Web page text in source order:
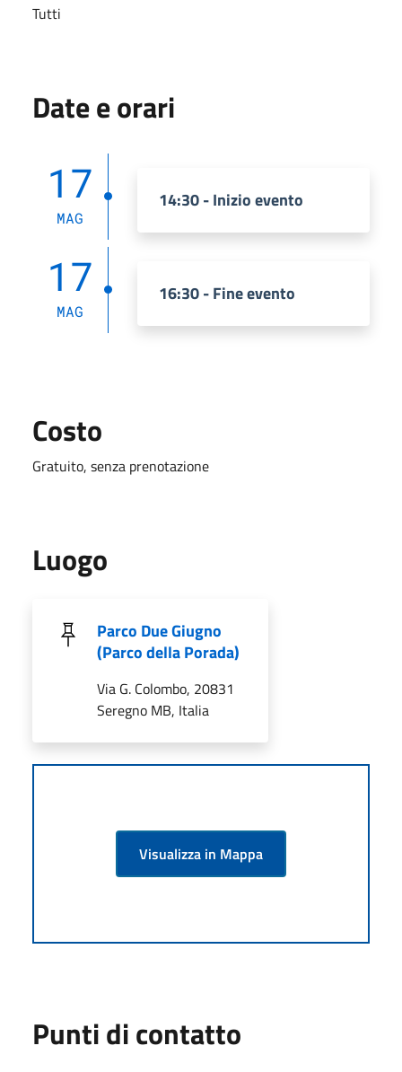
Tutti
Date e orari
17
MAG
14:30 - Inizio evento
17
MAG
16:30 - Fine evento
Costo
Gratuito, senza prenotazione
Luogo
Parco Due Giugno
(Parco della Porada)
Via G. Colombo, 20831
Seregno MB, Italia
Visualizza in Mappa
Punti di contatto